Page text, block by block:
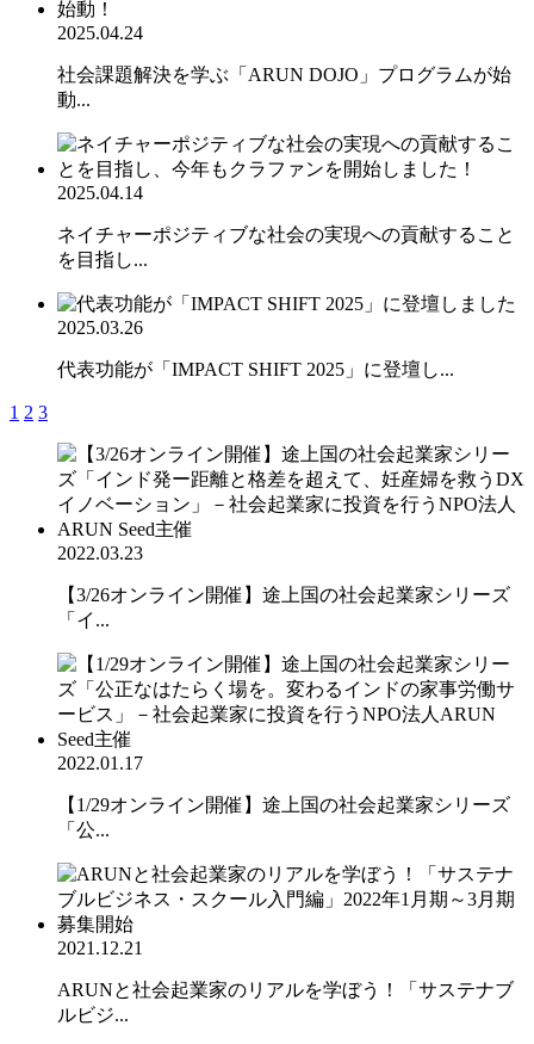
2025.04.24
社会課題解決を学ぶ「ARUN DOJO」プログラムが始
動...
2025.04.14
ネイチャーポジティブな社会の実現への貢献すること
を目指し...
2025.03.26
代表功能が「IMPACT SHIFT 2025」に登壇し...
1 2 3
2022.03.23
【3/26オンライン開催】途上国の社会起業家シリーズ
「イ...
2022.01.17
【1/29オンライン開催】途上国の社会起業家シリーズ
「公...
2021.12.21
ARUNと社会起業家のリアルを学ぼう！「サステナブ
ルビジ...